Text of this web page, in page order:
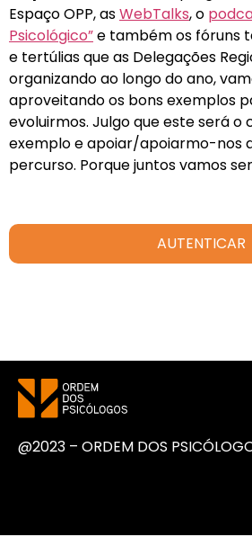
Espaço OPP, asWebTalks, o
Psicológico”e também os fóruns
e tertúlias que as Delegações
organizando ao longo do ano,
aproveitando os bons exemplos
evoluirmos. Julgo que este será o
exemplo e apoiar/apoiarmo-nos
percurso. Porque juntos vamos
AUTENTICAR
@2023 – ORDEM DOS